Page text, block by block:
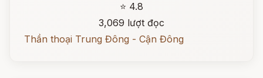
⭐ 4.8
3,069 lượt đọc
Thần thoại Trung Đông - Cận Đông